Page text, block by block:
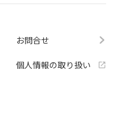
お問合せ
個人情報の取り扱い